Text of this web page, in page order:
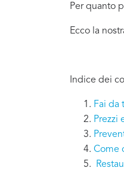
Per quanto
Ecco la
Indice dei
Fai da
Prezzi
Come